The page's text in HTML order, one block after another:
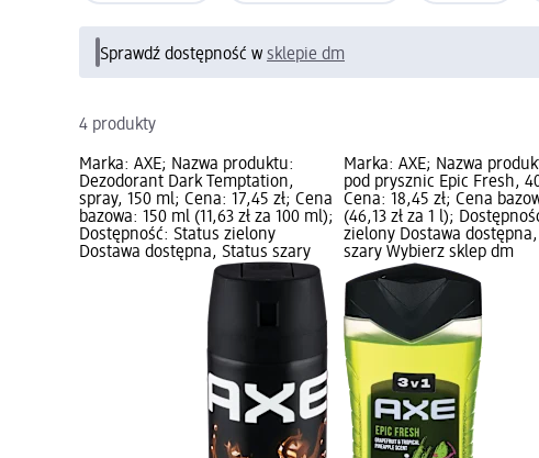
Sprawdź dostępność w sklepie dm
4 produkty
Marka: AXE; Nazwa produktu:
Dezodorant Dark Temptation,
spray, 150 ml; Cena: 17,45 zł; Cena
bazowa: 150 ml (11,63 zł za 100 ml);
Dostępność: Status zielony
Dostawa dostępna, Status szary
Marka: AXE; Nazwa
pod prysznic Epic Fresh,
Cena: 18,45 zł; Cena
(46,13 zł za 1 l);
zielony Dostawa
szary Wybierz sklep dm